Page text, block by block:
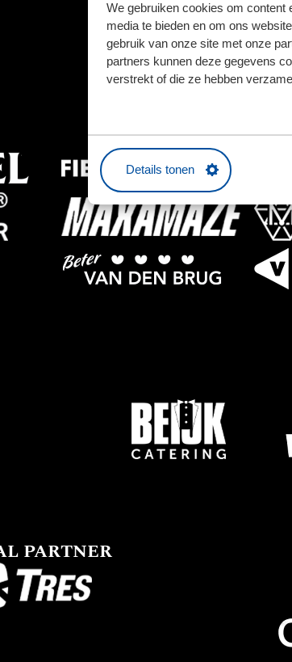
We gebruiken cookies om content
media te bieden en om ons
gebruik van onze site met onze
partners kunnen deze gegevens
verstrekt of die ze hebben
Details tonen
PARTNER